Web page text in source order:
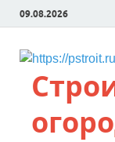
09.08.2026